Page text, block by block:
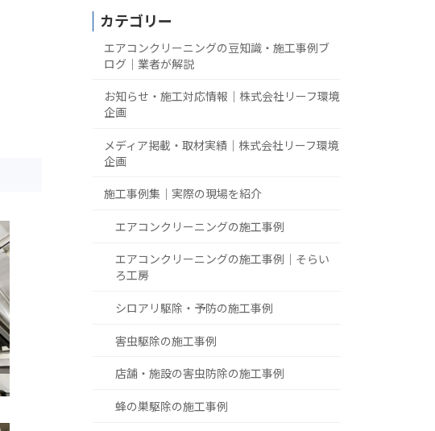
カテゴリー
エアコンクリーニングの豆知識・施工事例ブ
ログ｜業者が解説
お知らせ・施工対応情報｜株式会社リーフ環境
企画
メディア掲載・取材実績｜株式会社リーフ環境
企画
施工事例集｜実際の現場を紹介
エアコンクリーニングの施工事例
エアコンクリーニングの施工事例｜そらい
ろ工房
シロアリ駆除・予防の施工事例
害虫駆除の施工事例
店舗・施設の害虫防除の施工事例
蜂の巣駆除の施工事例